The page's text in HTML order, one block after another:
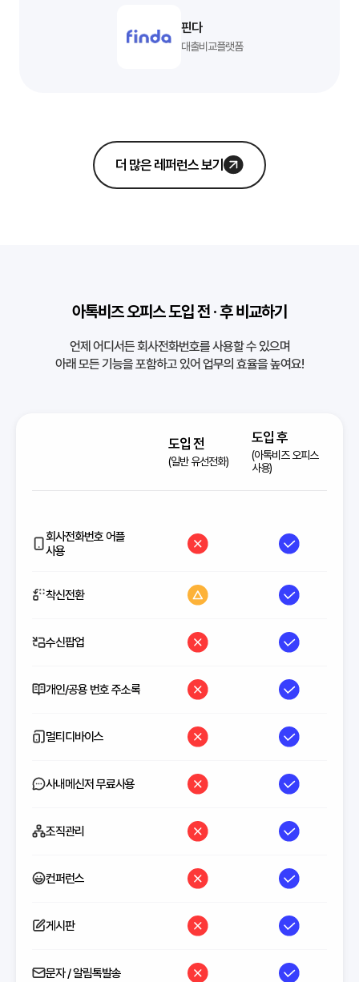
핀다
대출비교플랫폼
더 많은 레퍼런스 보기
아톡비즈 오피스 도입 전 · 후 비교하기
언제 어디서든 회사전화번호를 사용할 수 있으며
아래 모든 기능을 포함하고 있어 업무의 효율을 높여요!
도입 전
(일반 유선전화)
도입 후
(아톡비즈 오피스
사용)
회사전화번호 어플
사용
착신전환
수신팝업
개인/공용 번호 주소록
멀티디바이스
사내메신저 무료사용
조직관리
컨퍼런스
게시판
문자 / 알림톡발송